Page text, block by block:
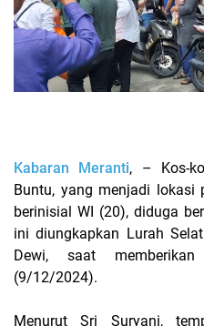
Kabaran Meranti, – Kos-
Buntu, yang menjadi lokasi
berinisial WI (20), diduga
ini diungkapkan Lurah
Dewi, saat
(9/12/2024).
Menurut Sri Suryani,